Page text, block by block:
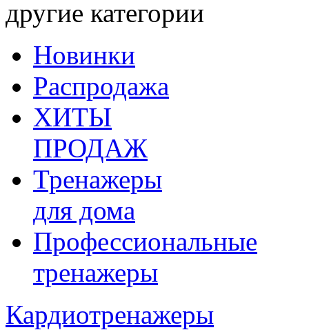
другие категории
Новинки
Распродажа
ХИТЫ
ПРОДАЖ
Тренажеры
для дома
Профессиональные
тренажеры
Кардиотренажеры